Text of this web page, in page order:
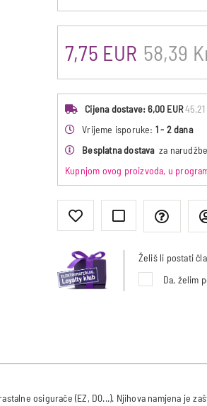
58,39
7,75 EUR
Cijena dostave:6,00 EUR
Vrijeme isporuke: 1 - 2 dana
Besplatna dostavaza
Kupnjom ovog proizvoda, u
Želiš li postati
Da, želim
osigurače (EZ, D0...). Njihova namjena je